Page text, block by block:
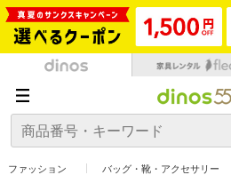
ファッション バッグ・靴・アクセサリー